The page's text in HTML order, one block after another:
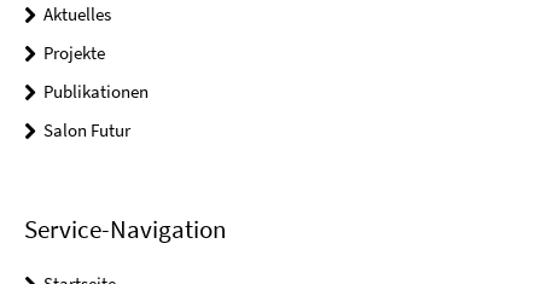
Aktuelles
Projekte
Publikationen
Salon Futur
Service-Navigation